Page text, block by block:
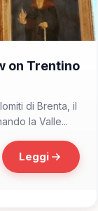
on Trentino
di Brenta, il
la Valle...
Leggi